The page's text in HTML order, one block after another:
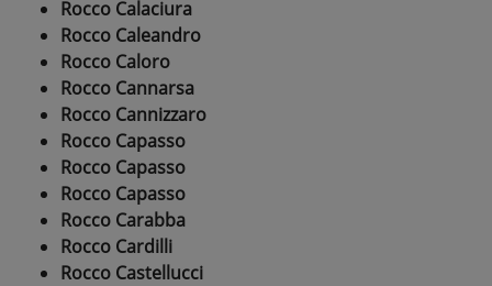
Rocco Calaciura
Rocco Caleandro
Rocco Caloro
Rocco Cannarsa
Rocco Cannizzaro
Rocco Capasso
Rocco Capasso
Rocco Capasso
Rocco Carabba
Rocco Cardilli
Rocco Castellucci